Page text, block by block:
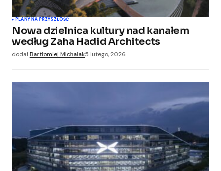
PLANY NA PRZYSZŁOŚĆ
Nowa dzielnica kultury nad kanałem
według Zaha Hadid Architects
dodałBartłomiej Michalak5 lutego, 2026